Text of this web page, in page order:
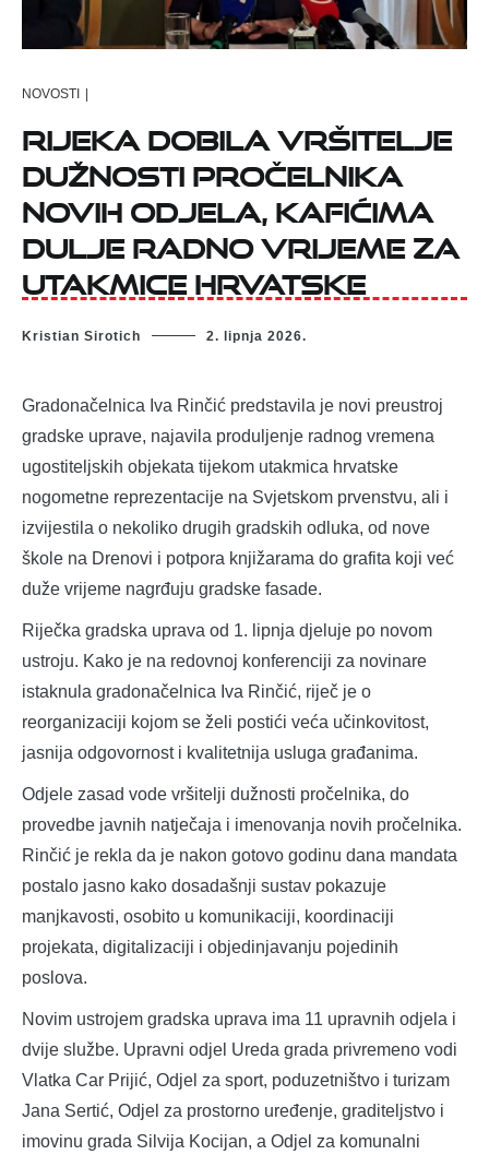
NOVOSTI
Rijeka dobila vršitelje
dužnosti pročelnika
novih odjela, kafićima
dulje radno vrijeme za
utakmice Hrvatske
Kristian Sirotich 2. lipnja 2026.
Gradonačelnica Iva Rinčić predstavila je novi preustroj
gradske uprave, najavila produljenje radnog vremena
ugostiteljskih objekata tijekom utakmica hrvatske
nogometne reprezentacije na Svjetskom prvenstvu, ali i
izvijestila o nekoliko drugih gradskih odluka, od nove
škole na Drenovi i potpora knjižarama do grafita koji već
duže vrijeme nagrđuju gradske fasade.
Riječka gradska uprava od 1. lipnja djeluje po novom
ustroju. Kako je na redovnoj konferenciji za novinare
istaknula gradonačelnica Iva Rinčić, riječ je o
reorganizaciji kojom se želi postići veća učinkovitost,
jasnija odgovornost i kvalitetnija usluga građanima.
Odjele zasad vode vršitelji dužnosti pročelnika, do
provedbe javnih natječaja i imenovanja novih pročelnika.
Rinčić je rekla da je nakon gotovo godinu dana mandata
postalo jasno kako dosadašnji sustav pokazuje
manjkavosti, osobito u komunikaciji, koordinaciji
projekata, digitalizaciji i objedinjavanju pojedinih
poslova.
Novim ustrojem gradska uprava ima 11 upravnih odjela i
dvije službe. Upravni odjel Ureda grada privremeno vodi
Vlatka Car Prijić, Odjel za sport, poduzetništvo i turizam
Jana Sertić, Odjel za prostorno uređenje, graditeljstvo i
imovinu grada Silvija Kocijan, a Odjel za komunalni